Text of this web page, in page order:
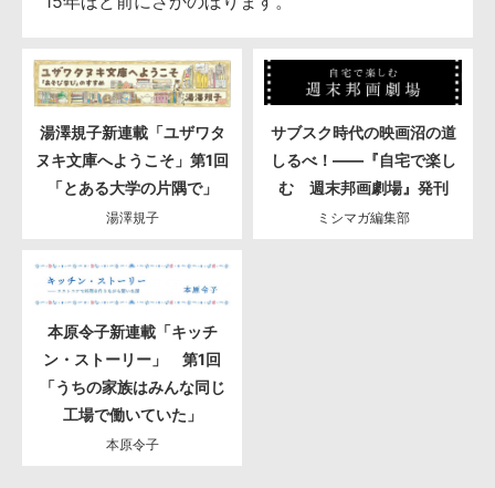
湯澤規子新連載「ユザワタ
ヌキ文庫へようこそ」第1回
「とある大学の片隅で」
湯澤規子
サブスク時代の映画沼の道
しるべ！――『自宅で楽し
む 週末邦画劇場』発刊
ミシマガ編集部
本原令子新連載「キッチ
ン・ストーリー」 第1回
「うちの家族はみんな同じ
工場で働いていた」
本原令子